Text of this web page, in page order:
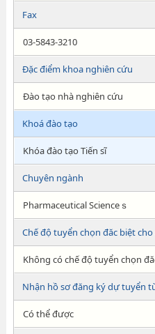
Fax
03-5843-3210
Đặc điểm khoa nghiên cứu
Đào tạo nhà nghiên cứu
Khoá đào tạo
Khóa đào tạo Tiến sĩ
Chuyên ngành
Pharmaceutical Scienceｓ
Chế độ tuyển chọn đăc biệt
Không có chế độ tuyển chọn
Nhận hồ sơ đăng ký dự tuyển
Có thể được